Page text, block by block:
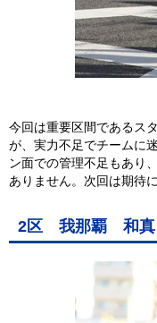
今回は重要区間であるス
が、実力不足でチームに
ン面での管理不足もあり
ありません。次回は期待
2区 我那覇 和真